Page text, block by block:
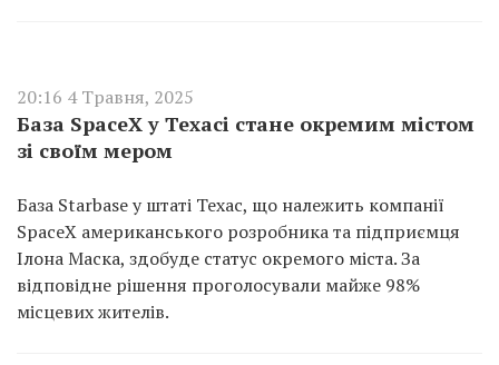
20:16 4 Травня, 2025
База SpaceX у Техасі стане окремим містом
зі своїм мером
База Starbase у штаті Техас, що належить компанії
SpaceX американського розробника та підприємця
Ілона Маска, здобуде статус окремого міста. За
відповідне рішення проголосували майже 98%
місцевих жителів.